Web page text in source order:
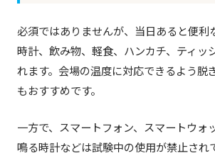
必須ではありませんが、当日あると便利
時計、飲み物、軽食、ハンカチ、ティッ
れます。会場の温度に対応できるよう脱
もおすすめです。
一方で、スマートフォン、スマートウォ
鳴る時計などは試験中の使用が禁止され